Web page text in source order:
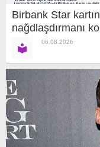
Birbank Star
nağdlaşdırmanı
06.08.2026